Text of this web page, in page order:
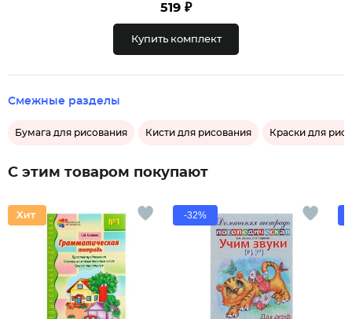
519 ₽
Купить комплект
Смежные разделы
Бумага для рисования Кисти для рисования Краски для
С этим товаром покупают
-32%